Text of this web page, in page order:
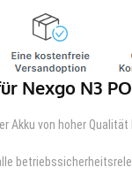
Nexgo N3
Akku von hoher Qualität